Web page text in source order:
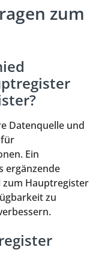
zum
Datenquelle und
Ein
ergänzende
Hauptregister
zu